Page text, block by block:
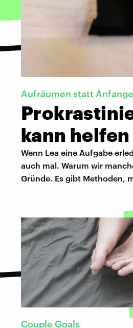
Aufräumen statt
kann helfen
Wenn Lea eine Aufgabe
auch mal. Warum wir
Gründe. Es gibt Methoden,
Couple Goals